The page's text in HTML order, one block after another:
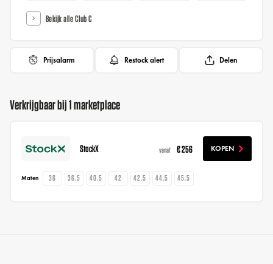
Bekijk alle Club C
Prijsalarm Restock alert Delen
Verkrijgbaar bij 1 marketplace
StockX vanaf € 256 KOPEN
Maten 36 36.5 40.5 42 42.5 44.5 45.5